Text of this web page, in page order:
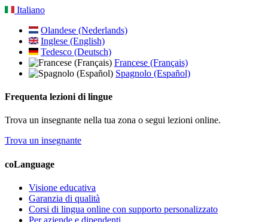
Italiano
Olandese (Nederlands)
Inglese (English)
Tedesco (Deutsch)
Francese (Français)
Spagnolo (Español)
Frequenta lezioni di lingue
Trova un insegnante nella tua zona o segui lezioni online.
Trova un insegnante
coLanguage
Visione educativa
Garanzia di qualità
Corsi di lingua online con supporto personalizzato
Per aziende e dipendenti